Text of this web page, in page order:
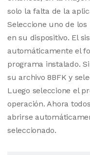
solo la falta de la
Seleccione uno de
en su dispositivo. El
automáticamente el
programa instalado.
su archivo 8BFK y
Luego seleccione el
operación. Ahora
abrirse
seleccionado.